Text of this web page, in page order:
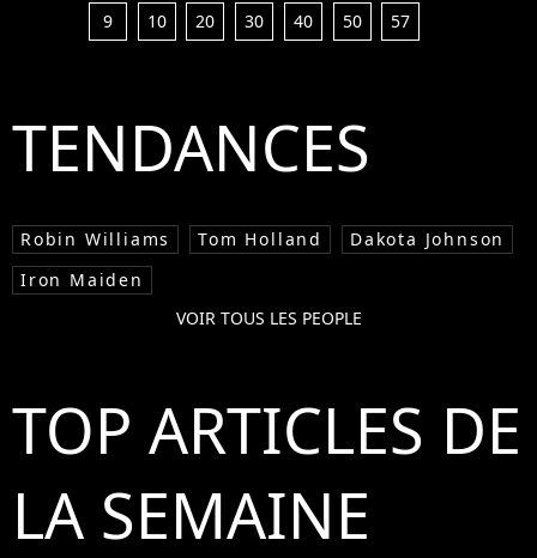
9
10 20 30 40 50 57
TENDANCES
Robin Williams Tom Holland
Dakota Johnson
Iron Maiden
VOIR TOUS LES PEOPLE
TOP ARTICLES DE
LA SEMAINE